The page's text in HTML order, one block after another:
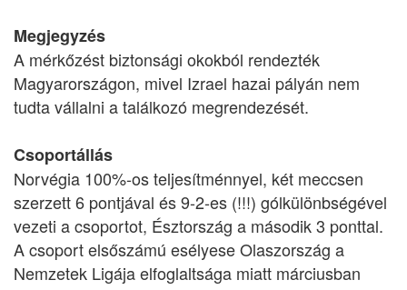
Megjegyzés
A mérkőzést biztonsági okokból rendezték
Magyarországon, mivel Izrael hazai pályán nem
tudta vállalni a találkozó megrendezését.
Csoportállás
Norvégia 100%-os teljesítménnyel, két meccsen
szerzett 6 pontjával és 9-2-es (!!!) gólkülönbségével
vezeti a csoportot, Észtország a második 3 ponttal.
A csoport elsőszámú esélyese Olaszország a
Nemzetek Ligája elfoglaltsága miatt márciusban